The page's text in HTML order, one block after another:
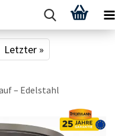
Letzter »
– Edel­stahl